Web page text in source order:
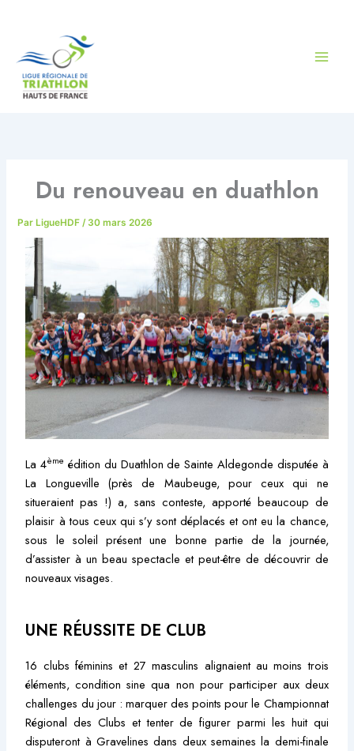
Du renouveau en duathlon
ParLigueHDF / 30 mars 2026
La 4ème édition du Duathlon de Sainte Aldegonde disputée à
La Longueville (près de Maubeuge, pour ceux qui ne
situeraient pas !) a, sans conteste, apporté beaucoup de
plaisir à tous ceux qui s’y sont déplacés et ont eu la chance,
sous le soleil présent une bonne partie de la journée,
d’assister à un beau spectacle et peut-être de découvrir de
nouveaux visages.
UNE RÉUSSITE DE CLUB
16 clubs féminins et 27 masculins alignaient au moins trois
éléments, condition sine qua non pour participer aux deux
challenges du jour : marquer des points pour le Championnat
Régional des Clubs et tenter de figurer parmi les huit qui
disputeront à Gravelines dans deux semaines la demi-finale